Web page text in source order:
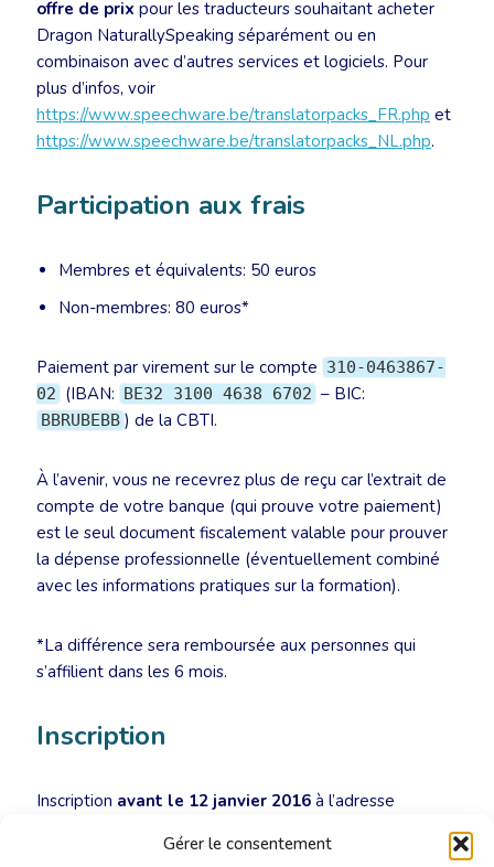
Gérer le consentement
offre de prix pour les traducteurs souhaitant acheter
Dragon NaturallySpeaking séparément ou en
combinaison avec d’autres services et logiciels. Pour
plus d’infos, voir
https://www.speechware.be/translatorpacks_FR.php et
https://www.speechware.be/translatorpacks_NL.php.
Participation aux frais
Membres et équivalents: 50 euros
Non-membres: 80 euros*
Paiement par virement sur le compte 310-0463867-
02 (IBAN: BE32 3100 4638 6702 – BIC:
BBRUBEBB ) de la CBTI.
À l’avenir, vous ne recevrez plus de reçu car l’extrait de
compte de votre banque (qui prouve votre paiement)
est le seul document fiscalement valable pour prouver
la dépense professionnelle (éventuellement combiné
avec les informations pratiques sur la formation).
*La différence sera remboursée aux personnes qui
s’affilient dans les 6 mois.
Inscription
Inscription avant le 12 janvier 2016 à l’adresse